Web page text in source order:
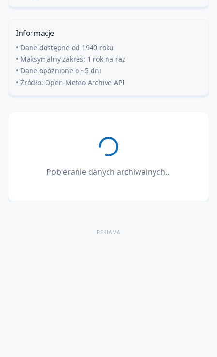
Informacje
• Dane dostępne od 1940 roku
• Maksymalny zakres: 1 rok na raz
• Dane opóźnione o ~5 dni
• Źródło: Open-Meteo Archive API
Pobieranie danych archiwalnych...
REKLAMA